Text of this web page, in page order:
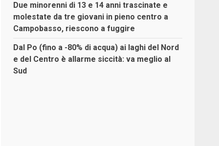
Due minorenni di 13 e 14 anni trascinate e
molestate da tre giovani in pieno centro a
Campobasso, riescono a fuggire
Dal Po (fino a -80% di acqua) ai laghi del Nord
e del Centro è allarme siccità: va meglio al
Sud